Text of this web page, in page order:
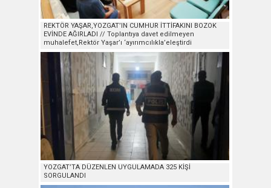
REKTÖR YAŞAR,YOZGAT’IN CUMHUR İTTİFAKINI BOZOK
EVİNDE AĞIRLADI // Toplantıya davet edilmeyen
muhalefet,Rektör Yaşar’ı ‘ayırımcılıkla’eleştirdi
YOZGAT’TA DÜZENLEN UYGULAMADA 325 KİŞİ
SORGULANDI